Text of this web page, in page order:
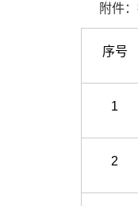
附件：
序号
1
2